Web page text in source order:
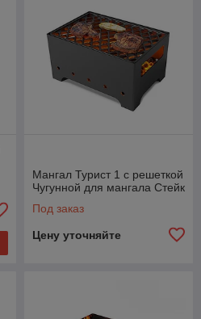
Мангал Турист 1 с решеткой
Чугунной для мангала Стейк
Под заказ
Цену уточняйте